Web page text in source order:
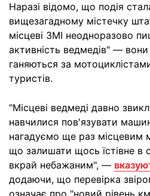
Наразі відомо, що подія
вищезагадному містечку
місцеві ЗМІ неодноразово
активність ведмедів" —
ганяються за
туристів.
"Місцеві ведмеді давно
навчилися пов'язувати
нагадуємо ще раз місцевим
що залишати щось їстівне в
вкрай небажаним", —
додаючи, що перевірка